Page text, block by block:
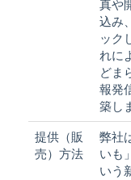
真や
込み
ック
れに
どま
報発
築し
提供（販
売）方法
弊社
いも
いう